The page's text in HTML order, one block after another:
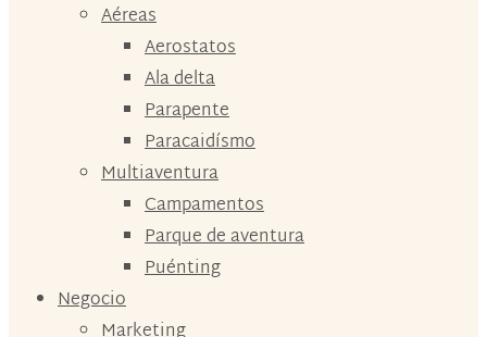
Aéreas
Aerostatos
Ala delta
Parapente
Paracaidísmo
Multiaventura
Campamentos
Parque de aventura
Puénting
Negocio